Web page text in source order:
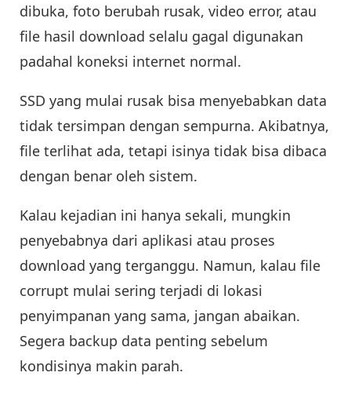
dibuka, foto berubah rusak, video error, atau
file hasil download selalu gagal digunakan
padahal koneksi internet normal.
SSD yang mulai rusak bisa menyebabkan data
tidak tersimpan dengan sempurna. Akibatnya,
file terlihat ada, tetapi isinya tidak bisa dibaca
dengan benar oleh sistem.
Kalau kejadian ini hanya sekali, mungkin
penyebabnya dari aplikasi atau proses
download yang terganggu. Namun, kalau file
corrupt mulai sering terjadi di lokasi
penyimpanan yang sama, jangan abaikan.
Segera backup data penting sebelum
kondisinya makin parah.